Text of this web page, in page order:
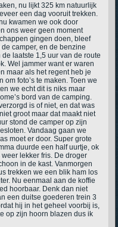
nu lijkt 325 km natuurlijk
een dag vooruit trekken.
kwamen we ook door
ons weer geen moment
gingen doen, bleef
camper, en de benzine
laatste 1,5 uur van de route
Wel jammer want er waren
maar als het regent heb je
foto’s te maken. Toen we
we echt dit is niks maar
bord van de camping.
is of niet, en dat was
groot maar dat maakt niet
stond de camper op zijn
Vandaag gaan we
moet er door. Super grote
duurde een half uurtje, ok
lekker fris. De droger
in de kast. Vanmorgen
trekken we een blik ham los
Nu eenmaal aan de koffie
hoorbaar. Denk dan niet
een duitse goederen trein 3
hij in het geheel voorbij is,
op zijn hoorn blazen dus ik